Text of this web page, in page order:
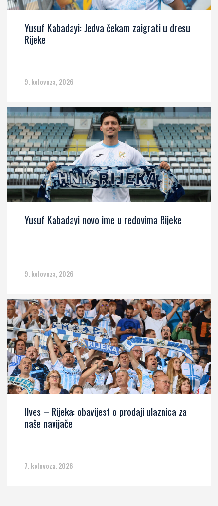
Yusuf Kabadayi: Jedva čekam zaigrati u dresu
Rijeke
9. kolovoza, 2026
Yusuf Kabadayi novo ime u redovima Rijeke
9. kolovoza, 2026
Ilves – Rijeka: obavijest o prodaji ulaznica za
naše navijače
7. kolovoza, 2026